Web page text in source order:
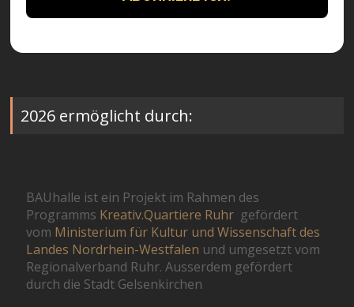
2026 ermöglicht durch:
BAUhalle ist ein Projekt im Rahmen des
Programms Kreativ.Quartiere Ruhr gefördert
vom Ministerium für Kultur und Wissenschaft des
Landes Nordrhein-Westfalen und umgesetzt vom
Regionalverband Ruhr. Ausserdem gefördert
durch die Stadt Gelsenkirchen